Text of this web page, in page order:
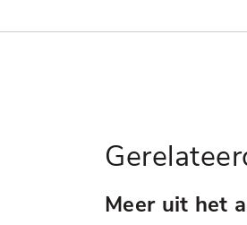
Meer uit het